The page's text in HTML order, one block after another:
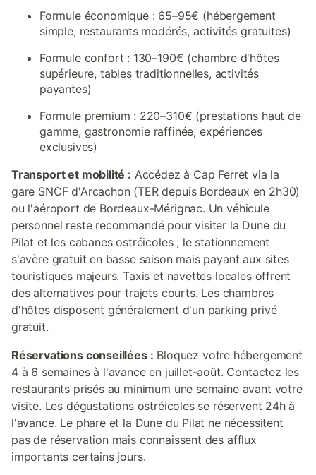
Formule économique : 65–95€ (hébergement
simple, restaurants modérés, activités gratuites)
Formule confort : 130–190€ (chambre d'hôtes
supérieure, tables traditionnelles, activités
payantes)
Formule premium : 220–310€ (prestations haut de
gamme, gastronomie raffinée, expériences
exclusives)
Transport et mobilité : Accédez à Cap Ferret via la
gare SNCF d'Arcachon (TER depuis Bordeaux en 2h30)
ou l'aéroport de Bordeaux-Mérignac. Un véhicule
personnel reste recommandé pour visiter la Dune du
Pilat et les cabanes ostréicoles ; le stationnement
s'avère gratuit en basse saison mais payant aux sites
touristiques majeurs. Taxis et navettes locales offrent
des alternatives pour trajets courts. Les chambres
d'hôtes disposent généralement d'un parking privé
gratuit.
Réservations conseillées : Bloquez votre hébergement
4 à 6 semaines à l'avance en juillet-août. Contactez les
restaurants prisés au minimum une semaine avant votre
visite. Les dégustations ostréicoles se réservent 24h à
l'avance. Le phare et la Dune du Pilat ne nécessitent
pas de réservation mais connaissent des afflux
importants certains jours.